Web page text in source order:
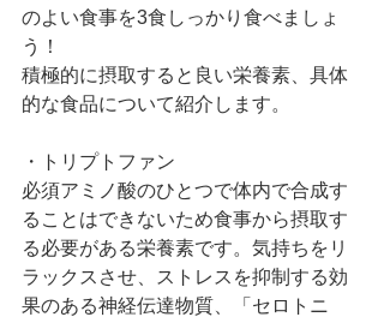
のよい食事を3食しっかり食べましょ
う！
積極的に摂取すると良い栄養素、具体
的な食品について紹介します。
・トリプトファン
必須アミノ酸のひとつで体内で合成す
ることはできないため食事から摂取す
る必要がある栄養素です。気持ちをリ
ラックスさせ、ストレスを抑制する効
果のある神経伝達物質、「セロトニ